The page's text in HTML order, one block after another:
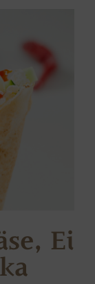
Ei